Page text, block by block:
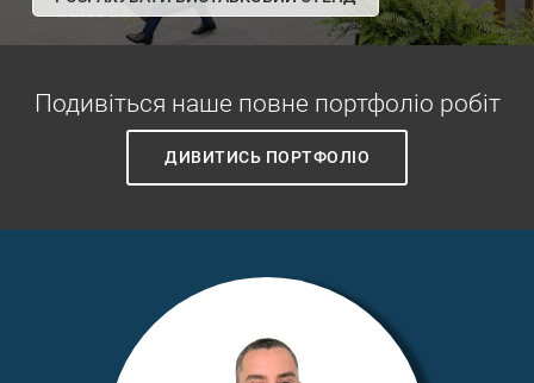
Подивіться наше повне портфоліо робіт
ДИВИТИСЬ ПОРТФОЛІО